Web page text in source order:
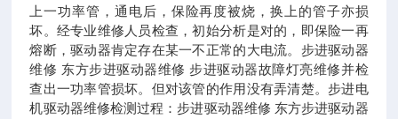
上一功率管，通电后，保险再度被烧，换上的管子亦损
坏。经专业维修人员检查，初始分析是对的，即保险一再
熔断，驱动器肯定存在某一不正常的大电流。步进驱动器
维修 东方步进驱动器维修 步进驱动器故障灯亮维修并检
查出一功率管损坏。但对该管的作用没有弄清楚。步进电
机驱动器维修检测过程：步进驱动器维修 东方步进驱动器